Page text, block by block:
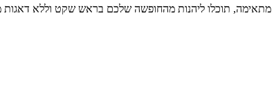
מתאימה, תוכלו ליהנות מהחופשה שלכם בראש שקט וללא דאגות